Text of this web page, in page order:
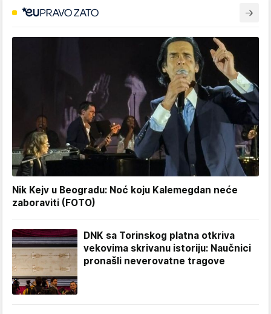
Nik Kejv u Beogradu: Noć koju Kalemegdan neće
zaboraviti (FOTO)
DNK sa Torinskog platna otkriva
vekovima skrivanu istoriju: Naučnici
pronašli neverovatne tragove